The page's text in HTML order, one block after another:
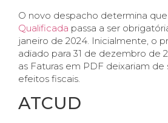
O novo despacho determina
Qualificada passa a ser
janeiro de 2024. Inicialmente, o
adiado para 31 de dezembro de
as Faturas em PDF deixariam de
efeitos fiscais.
ATCUD